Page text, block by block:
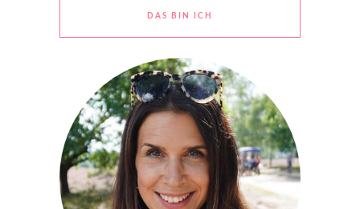
DAS BIN ICH